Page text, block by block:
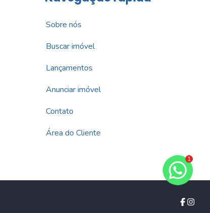
Sobre nós
Buscar imóvel
Lançamentos
Anunciar imóvel
Contato
Área do Cliente
1